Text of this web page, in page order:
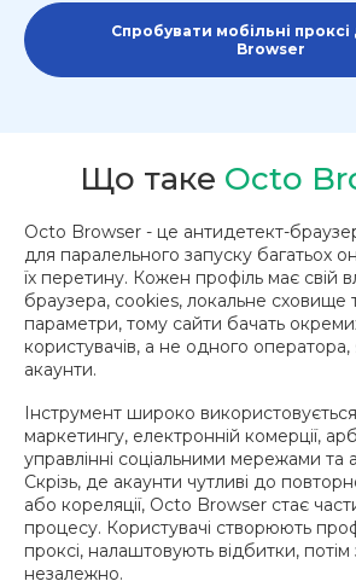
Спробувати мобільні
Browser
Що таке Octo
Octo Browser - це антидетект-
для паралельного запуску багатьох
їх перетину. Кожен профіль має свій
браузера, cookies, локальне сховище
параметри, тому сайти бачать
користувачів, а не одного
акаунти.
Інструмент широко
маркетингу, електронній комерції,
управлінні соціальними мережами та
Скрізь, де акаунти чутливі до
або кореляції, Octo Browser стає
процесу. Користувачі створюють
проксі, налаштовують відбитки, потім
незалежно.